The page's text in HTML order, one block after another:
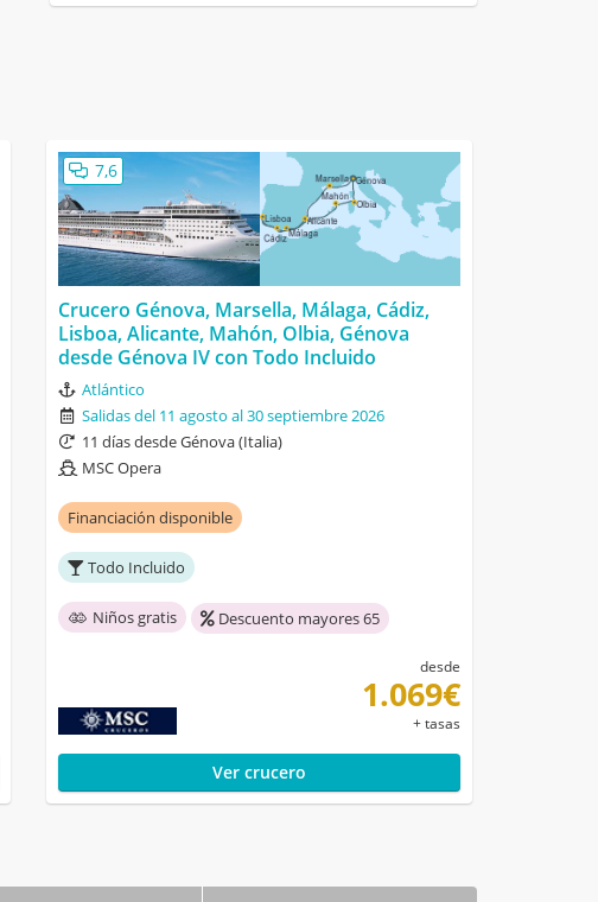
7,6
Crucero Génova, Marsella, Málaga, Cádiz,
Lisboa, Alicante, Mahón, Olbia, Génova
desde Génova IV con Todo Incluido
Atlántico
Salidas del 11 agosto al 30 septiembre 2026
11 días desde Génova (Italia)
MSC Opera
Financiación disponible
Todo Incluido
Niños gratis Descuento mayores 65
desde
1.069€
+ tasas
Ver crucero